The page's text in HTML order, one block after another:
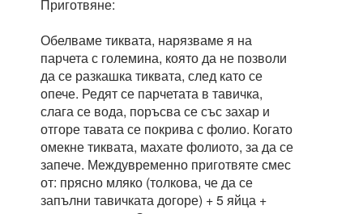
Приготвяне:
Обелваме тиквата, нарязваме я на
парчета с големина, която да не позволи
да се разкашка тиквата, след като се
опече. Редят се парчетата в тавичка,
слага се вода, поръсва се със захар и
отгоре тавата се покрива с фолио. Когато
омекне тиквата, махате фолиото, за да се
запече. Междувременно приготвяте смес
от: прясно мляко (толкова, че да се
запълни тавичката догоре) + 5 яйца +